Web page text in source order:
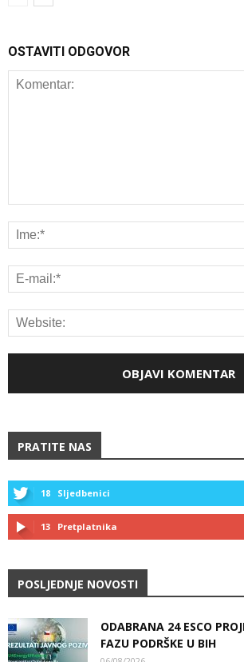
OSTAVITI ODGOVOR
PRATITE NAS
18 Sljedbenici
13 Pretplatnika
POSLJEDNJE NOVOSTI
ODABRANA 24 ESCO
FAZU PODRŠKE U BIH